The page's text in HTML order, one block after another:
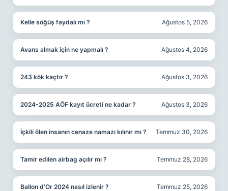
Kelle söğüş faydalı mı ? Ağustos 5, 2026
Avans almak için ne yapmalı ? Ağustos 4, 2026
243 kök kaçtır ? Ağustos 3, 2026
2024-2025 AÖF kayıt ücreti ne kadar ? Ağustos 3, 2026
İçkili ölen insanın cenaze namazı kılınır mı ? Temmuz 30, 2026
Tamir edilen airbag açılır mı ? Temmuz 28, 2026
Ballon d’Or 2024 nasıl izlenir ? Temmuz 25, 2026